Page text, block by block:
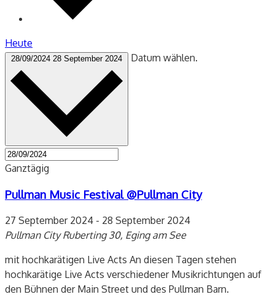
Heute
28/09/2024 28 September 2024 Datum wählen.
Ganztägig
Pullman Music Festival @Pullman City
27 September 2024 - 28 September 2024
Pullman CityRuberting 30, Eging am See
mit hochkarätigen Live Acts An diesen Tagen stehen
hochkarätige Live Acts verschiedener Musikrichtungen auf
den Bühnen der Main Street und des Pullman Barn.